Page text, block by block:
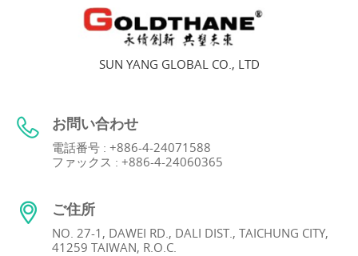
SUN YANG GLOBAL CO., LTD
お問い合わせ
電話番号 : +886-4-24071588
ファックス : +886-4-24060365
ご住所
NO. 27-1, DAWEI RD., DALI DIST., TAICHUNG CITY,
41259 TAIWAN, R.O.C.